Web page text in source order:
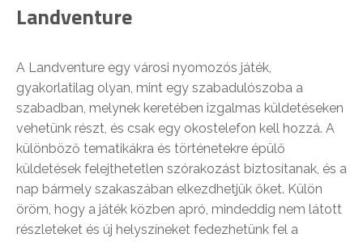
Landventure
A Landventure egy városi nyomozós játék,
gyakorlatilag olyan, mint egy szabadulószoba a
szabadban, melynek keretében izgalmas küldetéseken
vehetünk részt, és csak egy okostelefon kell hozzá. A
különböző tematikákra és történetekre épülő
küldetések felejthetetlen szórakozást biztosítanak, és a
nap bármely szakaszában elkezdhetjük őket. Külön
öröm, hogy a játék közben apró, mindeddig nem látott
részleteket és új helyszíneket fedezhetünk fel a